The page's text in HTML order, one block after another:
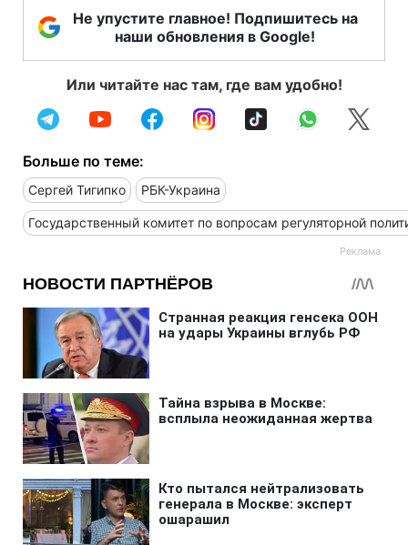
Не упустите главное! Подпишитесь на
наши обновления в Google!
Или читайте нас там, где вам удобно!
Больше по теме:
Сергей Тигипко РБК-Украина
Государственный комитет по вопросам регуляторной